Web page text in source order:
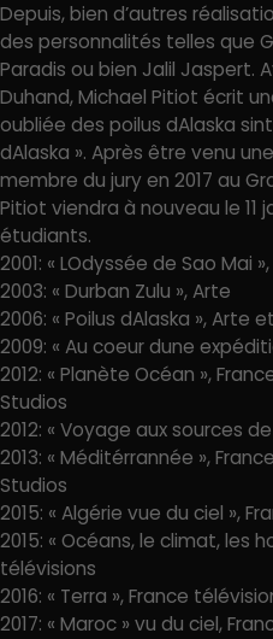
Depuis, bien d’autres
des personnalités telles que
Paradis ou bien Jalil Jaspert.
Duhand, Michael Pitiot écrit
oubliée des poilus dAlaska
dAlaska ». Après être venu
membre du jury en 2017 au
Pitiot viendra à nouveau le 11
étudiants.
2001: « LOdyssée de Sao Mai
2003: « Durban Zulu », Arte
2006: « Poilus dAlaska », Arte
2009: « Au coeur dune
2012: « Planète Océan »,
Studios
2012: « Voyage aux sources
2013: « Méditérrannée »,
Studios
2015: « Algérie vue du ciel »,
2015: « Océans, le climat, les
télévisions
2016: « Terra », France
2017: « Maroc » vu du ciel,